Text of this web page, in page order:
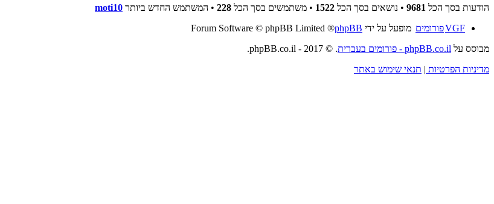
הודעות בסך הכל 9681 • נושאים בסך הכל 1522 • משתמשים בסך הכל 228 • המשתמש החדש ביותר moti10
VGFפורומים מופעל על ידי phpBB
® Forum Software © phpBB Limited
מבוסס על phpBB.co.il - פורומים בעברית
. © 2017 - phpBB.co.il.
מדיניות הפרטיות | תנאי שימוש באתר